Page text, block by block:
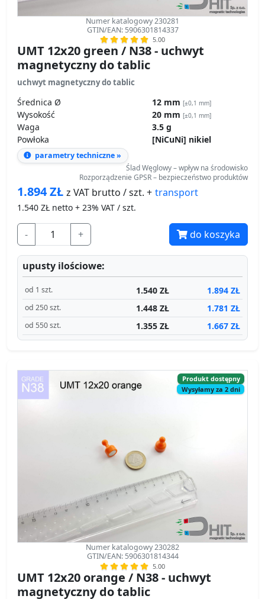
Numer katalogowy 230281
GTIN/EAN: 5906301814337
5.00
UMT 12x20 green / N38 - uchwyt
magnetyczny do tablic
uchwyt magnetyczny do tablic
Średnica Ø 12 mm [±0,1 mm]
Wysokość 20 mm [±0,1 mm]
Waga
3.5 g
Powłoka
[NiCuNi] nikiel
parametry techniczne »
Ślad Węglowy – wpływ na środowisko
Rozporządzenie GPSR – bezpieczeństwo produktów
1.894ZŁ z VAT brutto / szt. + transport
1.540 ZŁ netto + 23% VAT / szt.
- + do koszyka
upusty ilościowe:
od 1 szt. 1.540 ZŁ 1.894 ZŁ
od 250 szt. 1.448 ZŁ 1.781 ZŁ
od 550 szt. 1.355 ZŁ 1.667 ZŁ
Produkt dostępny
Wysyłamy za 2 dni
Numer katalogowy 230282
GTIN/EAN: 5906301814344
5.00
UMT 12x20 orange / N38 - uchwyt
magnetyczny do tablic